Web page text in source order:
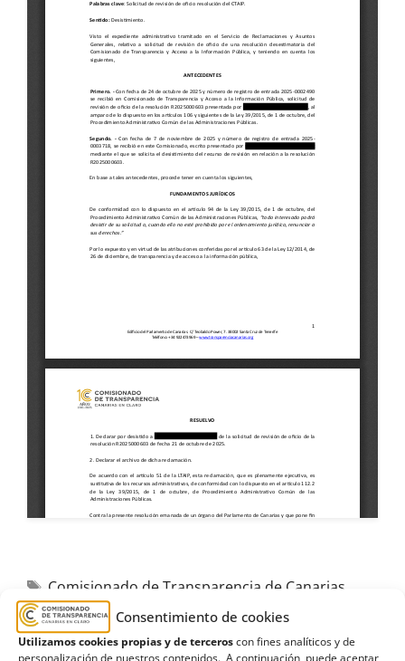
Consentimiento de cookies
Utilizamos cookies propias y de terceroscon fines analíticos y de
personalización de nuestros contenidos. A continuación, puede aceptar
Comisionado de Transparencia de Canarias
Desistimiento,revisión